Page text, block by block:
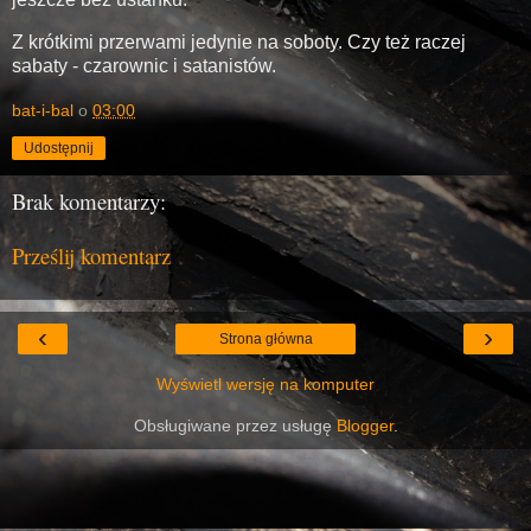
Z krótkimi przerwami jedynie na soboty. Czy też raczej
sabaty - czarownic i satanistów.
bat-i-bal o 03:00
Udostępnij
Brak komentarzy:
Prześlij komentarz
‹ ›
Strona główna
Wyświetl wersję na komputer
Obsługiwane przez usługę Blogger.